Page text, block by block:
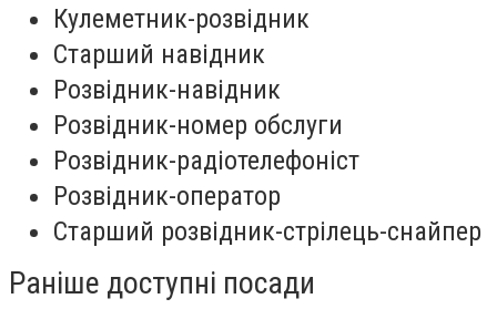
Кулеметник-розвідник
Старший навідник
Розвідник-навідник
Розвідник-номер обслуги
Розвідник-радіотелефоніст
Розвідник-оператор
Старший розвідник-стрілець-снайпер
Раніше доступні посади